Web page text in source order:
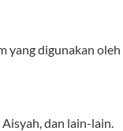
yang digunakan oleh
dan lain-lain.